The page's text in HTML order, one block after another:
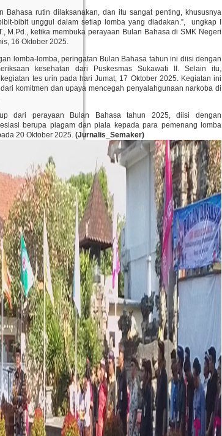
Bahasa rutin dilaksanakan, dan itu sangat penting, khususnya
bibit unggul dalam setiap lomba yang diadakan.”, ungkap I
M.Pd., ketika membuka perayaan Bulan Bahasa di SMK Negeri
16 Oktober 2025.
lomba-lomba, peringatan Bulan Bahasa tahun ini diisi dengan
kesehatan dari Puskesmas Sukawati II. Selain itu,
tes urin pada hari Jumat, 17 Oktober 2025. Kegiatan ini
komitmen dan upaya mencegah penyalahgunaan narkoba di
dari perayaan Bulan Bahasa tahun 2025, diisi dengan
berupa piagam dan piala kepada para pemenang lomba
20 Oktober 2025. (Jurnalis_Semaker)